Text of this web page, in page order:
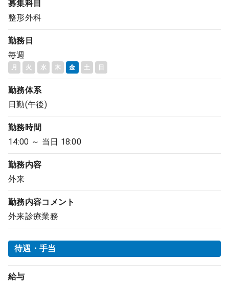
募集科目
整形外科
勤務日
毎週
月 火 水 木 金 土 日
勤務体系
日勤(午後)
勤務時間
14:00 ～ 当日 18:00
勤務内容
外来
勤務内容コメント
外来診療業務
待遇・手当
給与